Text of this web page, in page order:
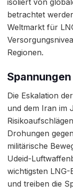
isoliert von
betrachtet
Weltmarkt für
Regionen.
Die Eskalation
und dem Iran im
Drohungen
militärische
Udeid-
wichtigsten
und treiben die